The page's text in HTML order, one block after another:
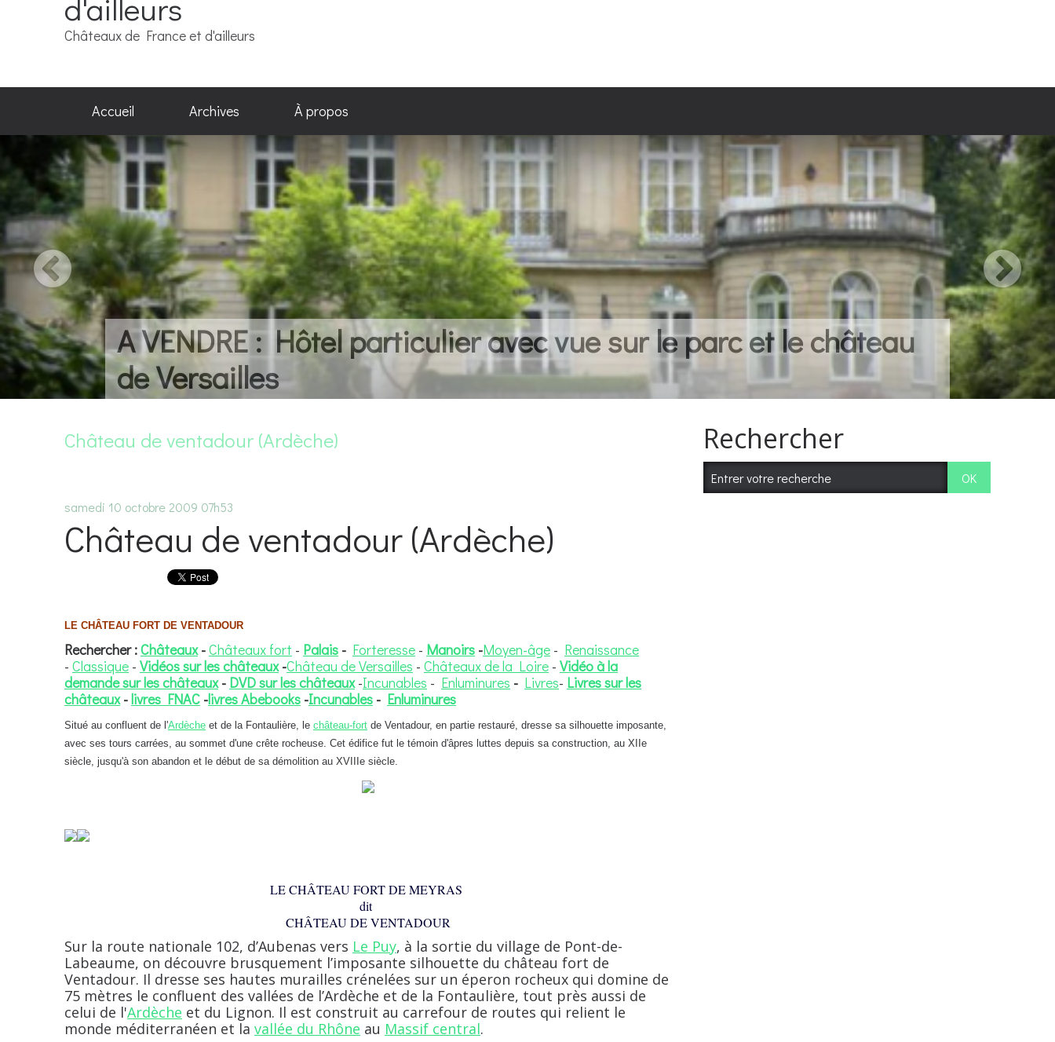
Châteaux de France et d'ailleurs
Accueil Archives À propos
A VENDRE : Hôtel particulier avec vue sur le parc et le château
de Versailles
Château de ventadour (Ardèche)
samedi 10 octobre 2009 07h53
Château de ventadour (Ardèche)
LE CHÂTEAU FORT DE VENTADOUR
Rechercher :Châteaux -Châteaux fort - Palais - Forteresse - Manoirs -Moyen-âge - Renaissance
- Classique - Vidéos sur les châteaux -Château de Versailles - Châteaux de la Loire - Vidéo à la
demande sur les châteaux - DVD sur les châteaux-Incunables - Enluminures - Livres- Livres sur les
châteaux -livres FNAC -livres Abebooks -Incunables - Enluminures
Situé au confluent de l'Ardèche et de la Fontaulière, le château-fort de Ventadour, en partie restauré, dresse sa silhouette imposante,
avec ses tours carrées, au sommet d'une crête rocheuse. Cet édifice fut le témoin d'âpres luttes depuis sa construction, au XIIe
siècle, jusqu'à son abandon et le début de sa démolition au XVIIIe siècle.
LE CHÂTEAU FORT DE MEYRAS
dit
CHÂTEAU DE VENTADOUR
Sur la route nationale 102, d’Aubenas vers Le Puy, à la sortie du village de Pont-de-
Labeaume, on découvre brusquement l’imposante silhouette du château fort de
Ventadour. Il dresse ses hautes murailles crénelées sur un éperon rocheux qui domine de
75 mètres le confluent des vallées de l’Ardèche et de la Fontaulière, tout près aussi de
celui de l'Ardèche et du Lignon. Il est construit au carrefour de routes qui relient le
monde méditerranéen et la vallée du Rhône au Massif central.
Rechercher